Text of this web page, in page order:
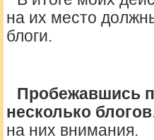
на их место
блоги.
Пробежавшись
несколько блогов
на них внимания.